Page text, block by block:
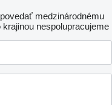
medzinárodnému
krajinou nespolupracujeme